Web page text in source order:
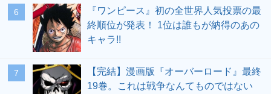
『ワンピース』初の全世界人気投票の最
終順位が発表！ 1位は誰もが納得のあの
キャラ!!
【完結】漫画版『オーバーロード』最終
19巻。これは戦争なんてものではない